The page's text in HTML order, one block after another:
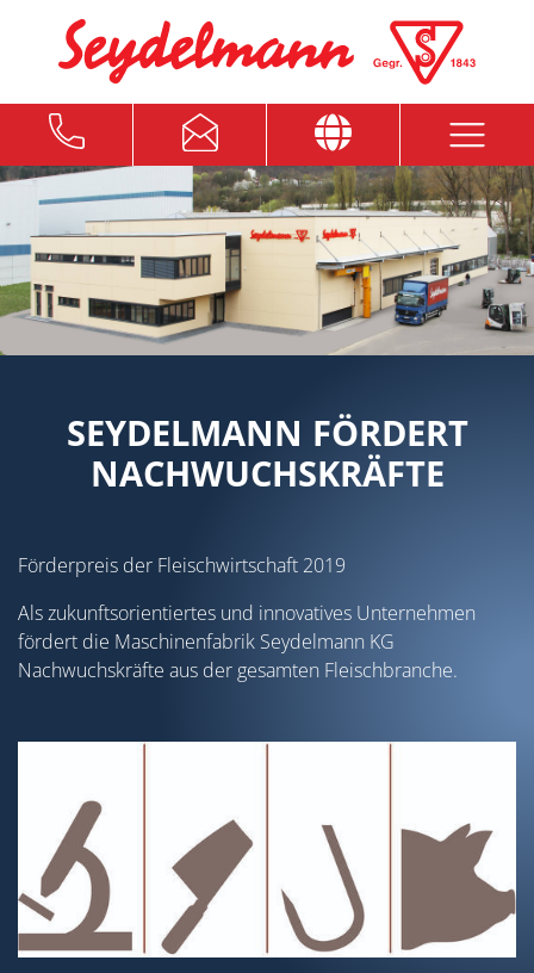
SEYDELMANN FÖRDERT
NACHWUCHSKRÄFTE
Förderpreis der Fleischwirtschaft 2019
Als zukunftsorientiertes und innovatives Unternehmen
fördert die Maschinenfabrik Seydelmann KG
Nachwuchskräfte aus der gesamten Fleischbranche.